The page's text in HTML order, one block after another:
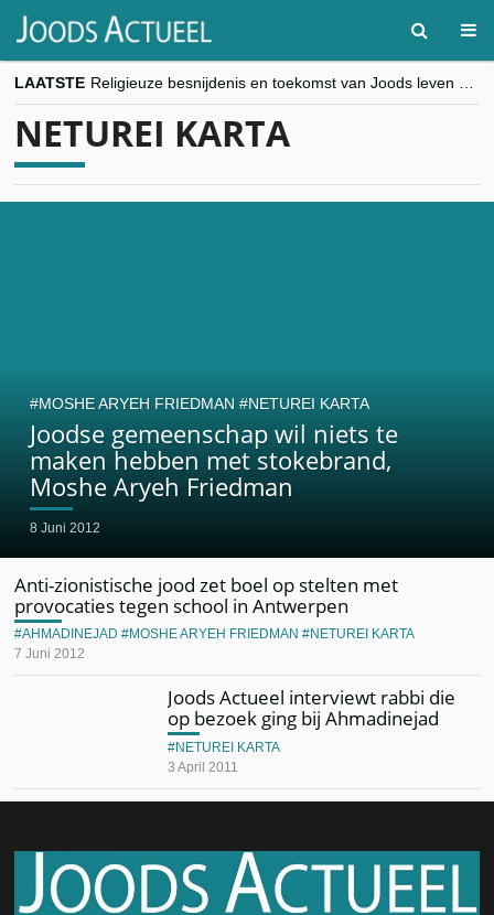
LAATSTE
“Besnijdenisdebat toont hoe moeilijk seculiere Westen minderheden begrijpt”, Jinnih Beels (Vooruit)
NETUREI KARTA
Joodse gemeenschap wil niets te
maken hebben met stokebrand,
Moshe Aryeh Friedman
8 Juni 2012
MOSHE ARYEH FRIEDMAN NETUREI KARTA
Anti-zionistische jood zet boel op stelten met
provocaties tegen school in Antwerpen
7 Juni 2012
AHMADINEJAD MOSHE ARYEH FRIEDMAN NETUREI KARTA
Joods Actueel interviewt rabbi die
op bezoek ging bij Ahmadinejad
3 April 2011
NETUREI KARTA